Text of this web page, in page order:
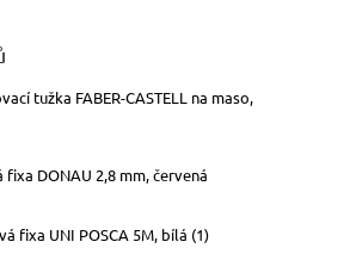
tužka FABER-CASTELL na maso,
fixa DONAU 2,8 mm, červená
fixa UNI POSCA 5M, bílá (1)